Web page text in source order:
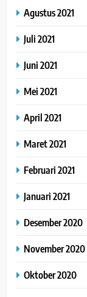
Agustus 2021
Juli 2021
Juni 2021
Mei 2021
April 2021
Maret 2021
Februari 2021
Januari 2021
Desember 2020
November 2020
Oktober 2020